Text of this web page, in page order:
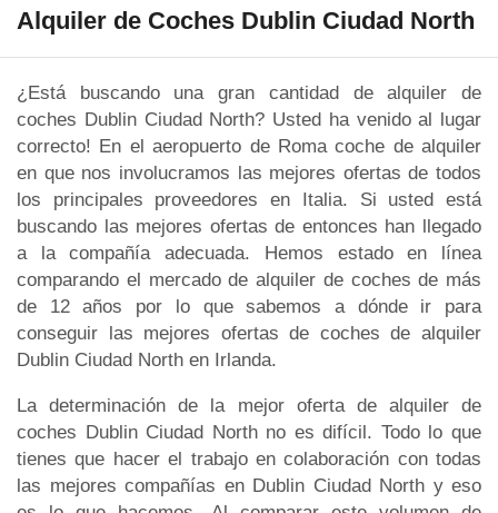
Alquiler de Coches Dublin Ciudad North
¿Está buscando una gran cantidad de alquiler de
coches Dublin Ciudad North? Usted ha venido al lugar
correcto! En el aeropuerto de Roma coche de alquiler
en que nos involucramos las mejores ofertas de todos
los principales proveedores en Italia. Si usted está
buscando las mejores ofertas de entonces han llegado
a la compañía adecuada. Hemos estado en línea
comparando el mercado de alquiler de coches de más
de 12 años por lo que sabemos a dónde ir para
conseguir las mejores ofertas de coches de alquiler
Dublin Ciudad North en Irlanda.
La determinación de la mejor oferta de alquiler de
coches Dublin Ciudad North no es difícil. Todo lo que
tienes que hacer el trabajo en colaboración con todas
las mejores compañías en Dublin Ciudad North y eso